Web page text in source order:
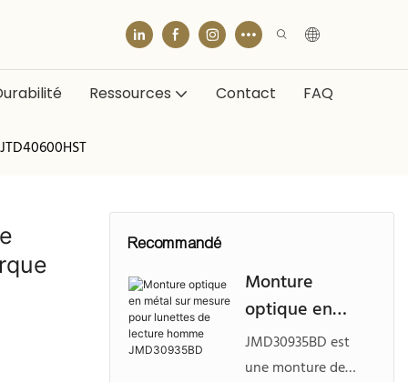
Ressources Contact FAQ
Recommandé
Monture
optique en
métal sur
mesure pour
JMD30935BD est
une monture de